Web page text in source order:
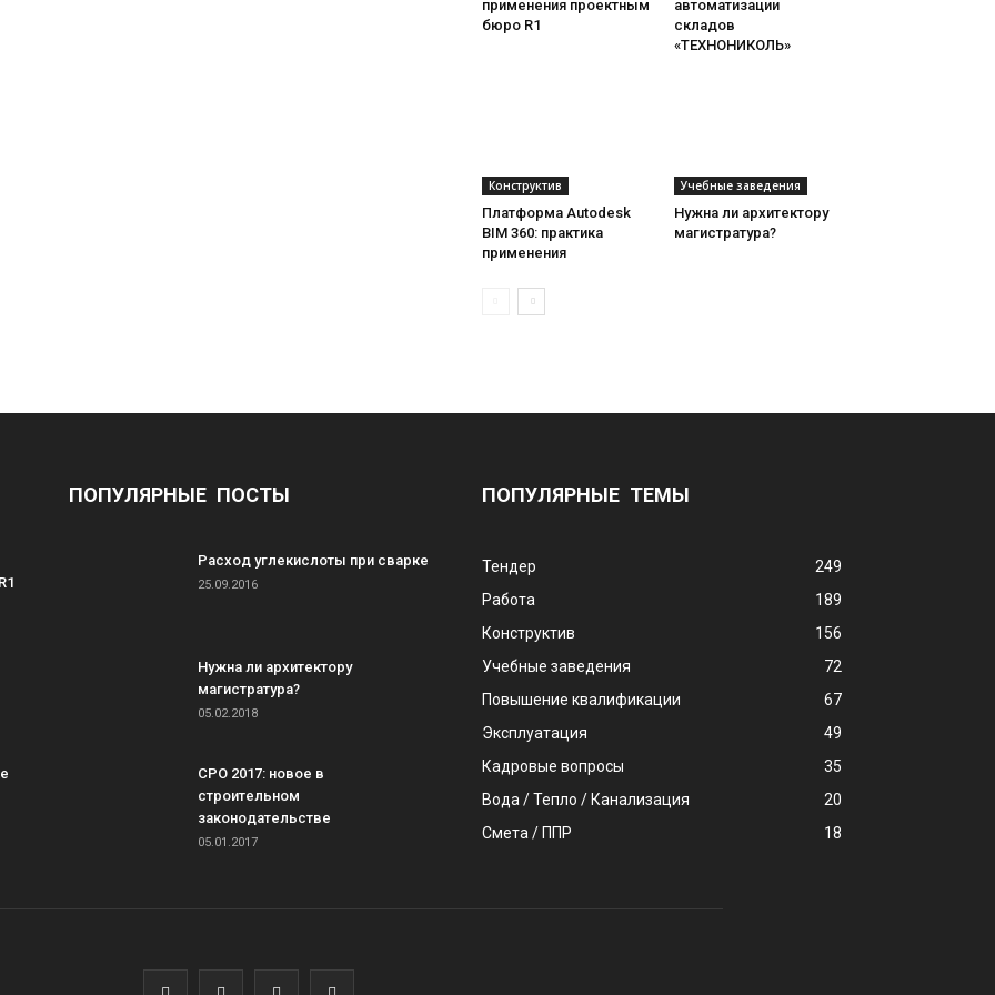
применения проектным
бюро R1
автоматизации
складов
«ТЕХНОНИКОЛЬ»
Конструктив
Платформа Autodesk
BIM 360: практика
применения
Учебные заведения
Нужна ли архитектору
магистратура?
ПОПУЛЯРНЫЕ ПОСТЫ
Расход углекислоты при сварке
25.09.2016
Нужна ли архитектору
магистратура?
05.02.2018
СРО 2017: новое в
строительном
законодательстве
05.01.2017
ПОПУЛЯРНЫЕ ТЕМЫ
Тендер
249
Работа
189
Конструктив
156
Учебные заведения
72
Повышение квалификации
67
Эксплуатация
49
Кадровые вопросы
35
Вода / Тепло / Канализация
20
Смета / ППР
18